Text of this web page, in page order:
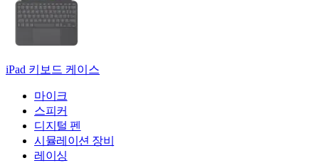
iPad 키보드 케이스
마이크
스피커
디지털 펜
시뮬레이션 장비
레이싱